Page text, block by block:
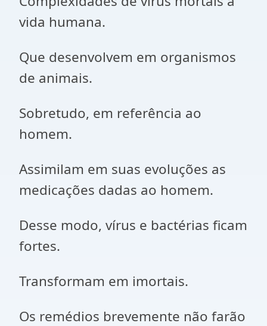
vida humana.
Que desenvolvem em organismos
de animais.
Sobretudo, em referência ao
homem.
Assimilam em suas evoluções as
medicações dadas ao homem.
Desse modo, vírus e bactérias ficam
fortes.
Transformam em imortais.
Os remédios brevemente não farão